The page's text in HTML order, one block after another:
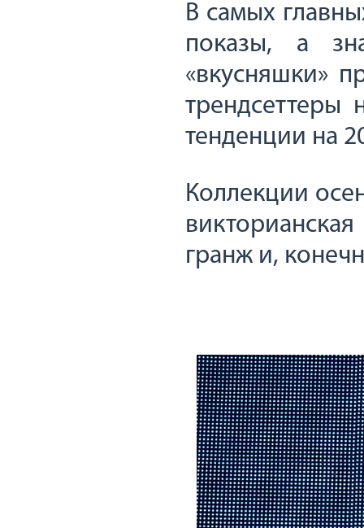
В самых
показы, а
«вкусняшки»
тенденции на
Коллекции
гранж и,